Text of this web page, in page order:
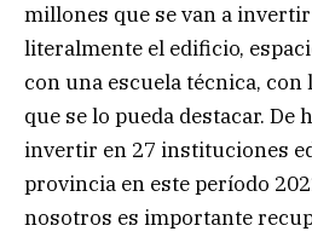
millones que se van a
literalmente el edificio,
con una escuela técnica,
que se lo pueda destacar. De
invertir en 27 instituciones
provincia en este período
nosotros es importante